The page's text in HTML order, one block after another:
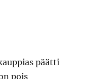
päätti
pois